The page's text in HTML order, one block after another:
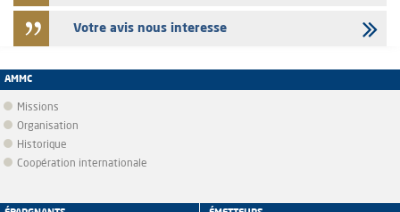
Votre avis nous interesse
AMMC
Missions
Organisation
Historique
Coopération internationale